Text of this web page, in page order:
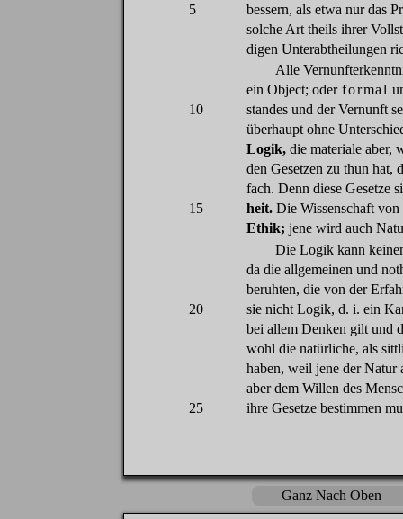
5
bessern, als etwa nur das
solche Art theils ihrer
digen Unterabtheilungen
Alle
ein Object; oder formal
10
standes und der Vernunft
überhaupt ohne
Logik, die materiale aber,
den Gesetzen zu thun hat,
fach. Denn diese Gesetze
15
heit. Die Wissenschaft von
Ethik; jene wird auch
Die Logik kann
da die allgemeinen und
beruhten, die von der
20
sie nicht Logik, d. i. ein
bei allem Denken gilt und
wohl die natürliche, als
haben, weil jene derNatur
aber dem Willen des
25
ihre Gesetze bestimmen
Ganz Nach Oben